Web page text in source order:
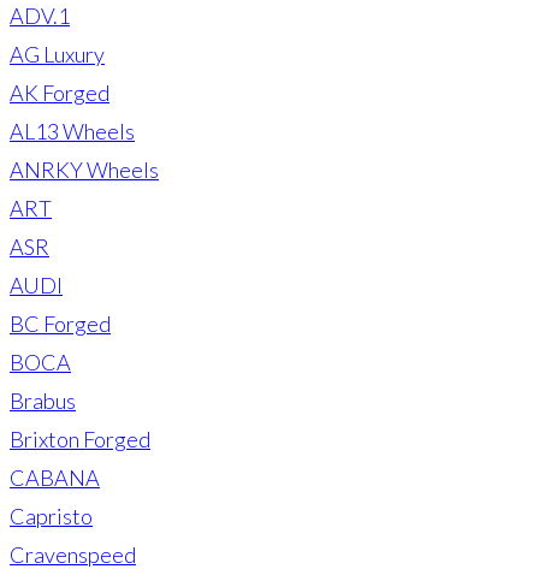
ADV.1
AG Luxury
AK Forged
AL13 Wheels
ANRKY Wheels
ART
ASR
AUDI
BC Forged
BOCA
Brabus
Brixton Forged
CABANA
Capristo
Cravenspeed